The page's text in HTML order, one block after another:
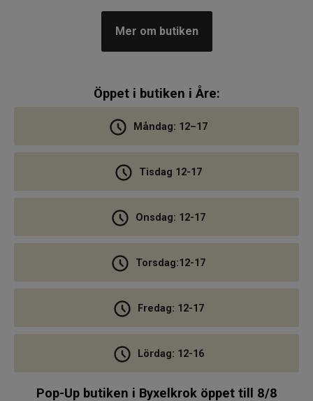
Mer om butiken
Öppet i butiken i Åre:
Måndag: 12–17
Tisdag 12-17
Onsdag: 12-17
Torsdag:12-17
Fredag: 12-17
Lördag: 12-16
Pop-Up butiken i Byxelkrok öppet till 8/8